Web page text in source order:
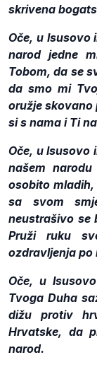
skrivena
Oče, u Isusovo
narod jedne
Tobom, da se
da smo mi
oružje skovano
si s nama i Ti
Oče, u Isusovo
našem
osobito
sa svom
neustrašivo se
Pruži ruku
ozdravljenja po
Oče, u
Tvoga Duha
dižu protiv
Hrvatske, da
narod.